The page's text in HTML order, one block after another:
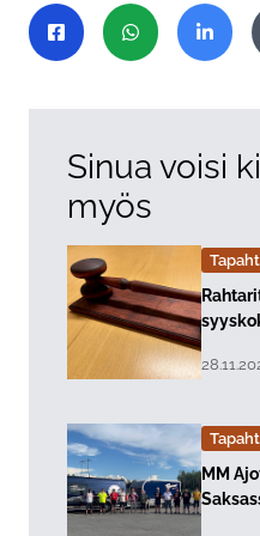
Jaa sivu
Jaa Facebookissa
Jaa Jaa
Sinua voisi
myös
Lue
,
Lue
MM